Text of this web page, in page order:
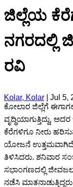
ಜಿಲ್ಲೆಯ
ನಗರದಲ್ಲಿ
ರವಿ
Kolar, Kolar
Jul 5,
ಕೋಲಾರ ಜಿಲ್ಲೆಗೆ
ವೃದ್ಧಿಯಾಗುತ್ತಿದ್ದು,
ಕೆರೆಗಳಿಗೂ ನೀರು
ಯೋಜನೆ
ತಿಳಿಸಿದರು. ಶನಿವಾರ
ಸಭಾಂಗಣದಲ್ಲಿ
ನಡೆಸಿ